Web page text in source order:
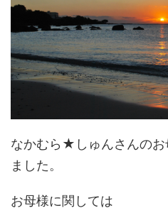
なかむら★しゅんさんのお
ました。
お母様に関しては